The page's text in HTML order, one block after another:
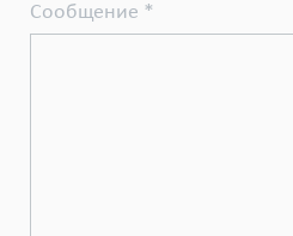
Сообщение *